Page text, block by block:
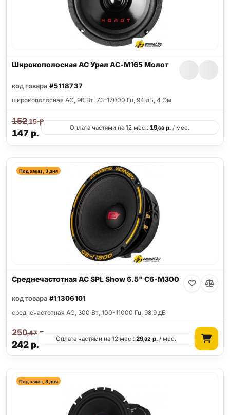
Широкополосная АС Урал АС-М165 Молот
код товара #5118737
широкополосная АС, 90 Вт, 73–17000 Гц, 94 дБ, 4 Ом
147 р.
152,15р.
Оплата частями на 12 мес.: 19,68р./ мес.
Под заказ, 3 дня
Среднечастотная АС SPL Show 6.5" C6-M300
код товара #11306101
среднечастотная АС, 300 Вт, 100-11000 Гц, 98.9 дБ
242р.
250,47р.
Оплата частями на 12 мес.:29,82 р./ мес.
Под заказ, 3 дня